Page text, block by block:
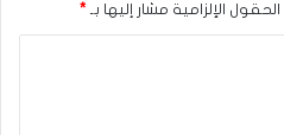
الحقول الإلزامية مشار إليها بـ *